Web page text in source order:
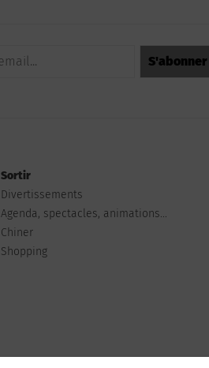
Sortir
Divertissements
Agenda, spectacles, animations...
Chiner
Shopping